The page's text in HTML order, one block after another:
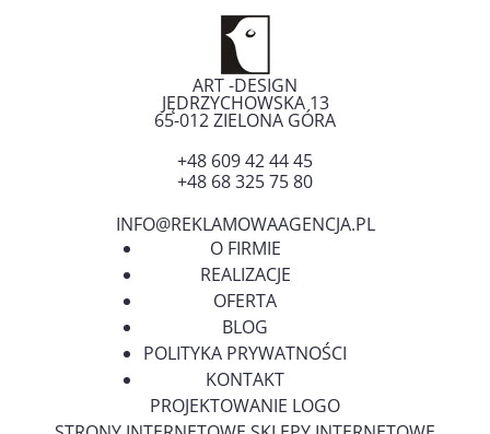
ART -DESIGN
JĘDRZYCHOWSKA 13
65-012ZIELONA GÓRA
+48 609 42 44 45
+48 68 325 75 80
INFO@REKLAMOWAAGENCJA.PL
O FIRMIE
REALIZACJE
OFERTA
BLOG
POLITYKA PRYWATNOŚCI
KONTAKT
PROJEKTOWANIE LOGO